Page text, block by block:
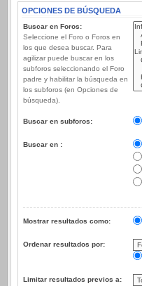
OPCIONES DE BÚSQUEDA
Buscar en Foros:
Seleccione el Foro o Foros en
los que desea buscar. Para
agilizar puede buscar en los
subforos seleccionando el Foro
padre y habilitar la búsqueda en
los subforos (en Opciones de
búsqueda).
Buscar en subforos:
Buscar en :
Mostrar resultados como:
Ordenar resultados por:
Limitar resultados previos a: